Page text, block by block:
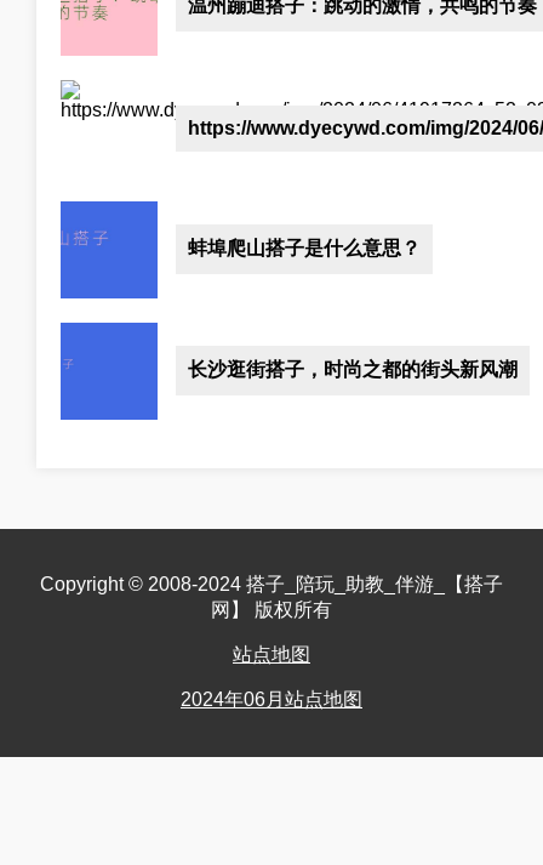
温州蹦迪搭子：跳动的激情，共鸣的节奏
https://www.dyecywd.com/img/2024/
蚌埠爬山搭子是什么意思？
长沙逛街搭子，时尚之都的街头新风潮
Copyright © 2008-2024 搭子_陪玩_助教_伴游_【搭子
网】 版权所有
站点地图
2024年06月站点地图